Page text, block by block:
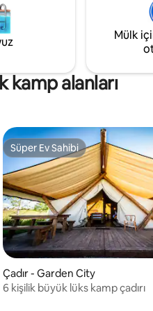
ısıtma/klima ve tam donanımlı
ve kahve istasyonları ile
rahatlama sağlar. Kendinizi
bırakın ve Cave Lakes Canyon
Mülk
kamp alanları
Süper Ev Sahibi
Süper Ev Sahibi
Çadır - Garden City
6 kişilik büyük lüks kamp çadırı